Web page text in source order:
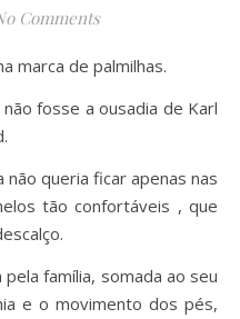
Comments
marca de palmilhas.
fosse a ousadia de Karl
queria ficar apenas nas
tão confortáveis , que
família, somada ao seu
e o movimento dos pés,